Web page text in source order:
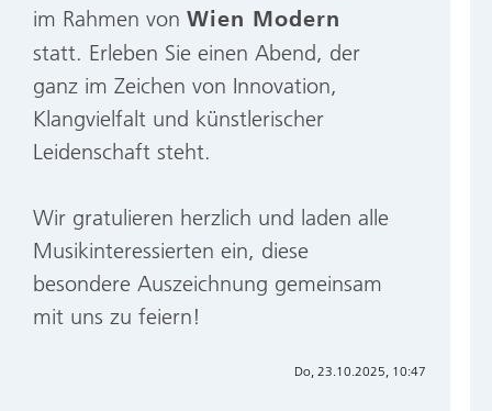
im Rahmen von Wien Modern
statt. Erleben Sie einen Abend, der
ganz im Zeichen von Innovation,
Klangvielfalt und künstlerischer
Leidenschaft steht.
Wir gratulieren herzlich und laden alle
Musikinteressierten ein, diese
besondere Auszeichnung gemeinsam
mit uns zu feiern!
Do, 23.10.2025, 10:47